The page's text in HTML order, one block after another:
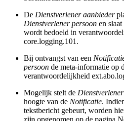
De Dienstverlener aanbieder
Dienstverlener persoon en
wordt bedoeld in
core.logging.101.
Bij ontvangst van een
persoon de meta-informatie op
verantwoordelijkheid
Mogelijk stelt de
hoogte van de Notificatie.
tekstbericht gebeurt, worden